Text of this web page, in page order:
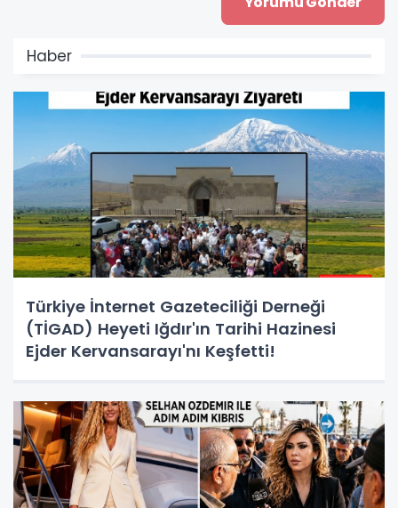
Haber
Türkiye İnternet Gazeteciliği Derneği
(TİGAD) Heyeti Iğdır'ın Tarihi Hazinesi
Ejder Kervansarayı'nı Keşfetti!